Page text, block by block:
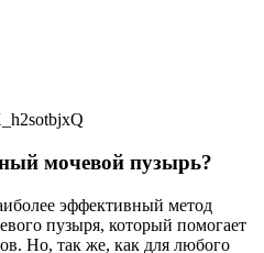
мочевой пузырь?
эффективный метод
пузыря, который помогает
Но, так же, как для любого